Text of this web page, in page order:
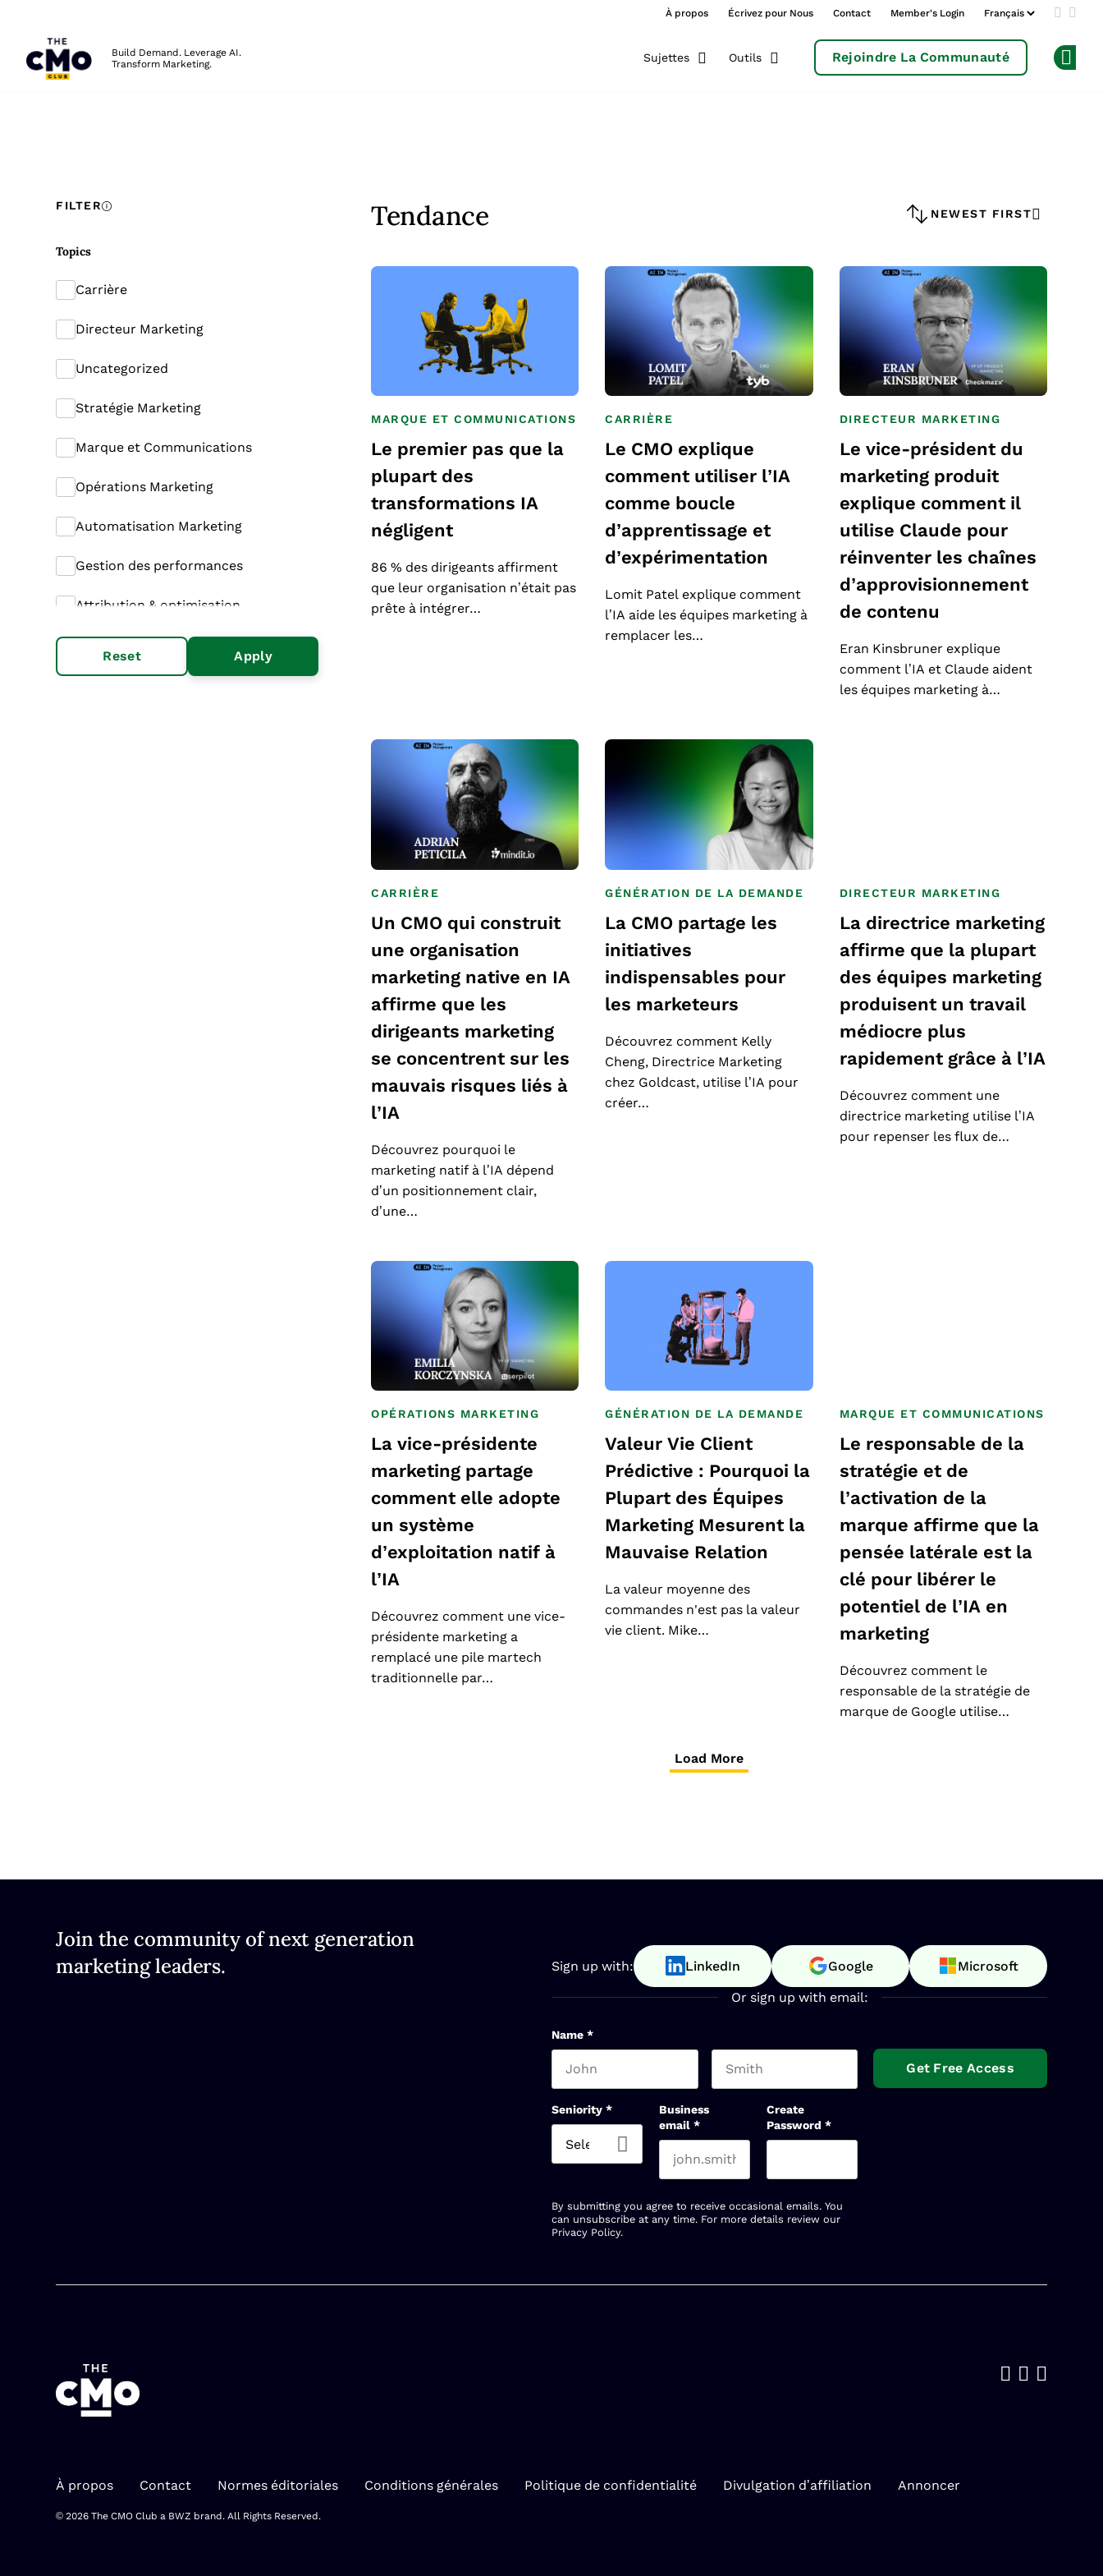
À propos Écrivez pour Nous Contact Member's Login Add us
Build Demand. Leverage AI.
Transform Marketing.
Sujettes Outils Rejoindre La Communauté
NEWEST FIRST
FILTER
Topics
Carrière
Directeur Marketing
Uncategorized
Stratégie Marketing
Marque et Communications
Opérations Marketing
Automatisation Marketing
Gestion des performances
Attribution & optimisation
Génération de la demande
Reset Apply
Tendance
MARQUE ET COMMUNICATIONS
Le premier pas que la
plupart des
transformations IA
négligent
86 % des dirigeants affirment
que leur organisation n’était pas
prête à intégrer…
CARRIÈRE
Le CMO explique
comment utiliser l’IA
comme boucle
d’apprentissage et
d’expérimentation
Lomit Patel explique comment
l’IA aide les équipes marketing à
remplacer les…
DIRECTEUR MARKETING
Le vice-président du
marketing produit
explique comment il
utilise Claude pour
réinventer les chaînes
d’approvisionnement
de contenu
Eran Kinsbruner explique
comment l’IA et Claude aident
les équipes marketing à…
CARRIÈRE
Un CMO qui construit
une organisation
marketing native en IA
affirme que les
dirigeants marketing
se concentrent sur les
mauvais risques liés à
l’IA
Découvrez pourquoi le
marketing natif à l’IA dépend
d’un positionnement clair,
d’une…
GÉNÉRATION DE LA DEMANDE
La CMO partage les
initiatives
indispensables pour
les marketeurs
Découvrez comment Kelly
Cheng, Directrice Marketing
chez Goldcast, utilise l’IA pour
créer…
DIRECTEUR MARKETING
La directrice marketing
affirme que la plupart
des équipes marketing
produisent un travail
médiocre plus
rapidement grâce à l’IA
Découvrez comment une
directrice marketing utilise l’IA
pour repenser les flux de…
OPÉRATIONS MARKETING
La vice-présidente
marketing partage
comment elle adopte
un système
d’exploitation natif à
l’IA
Découvrez comment une vice-
présidente marketing a
remplacé une pile martech
traditionnelle par…
GÉNÉRATION DE LA DEMANDE
Valeur Vie Client
Prédictive : Pourquoi la
Plupart des Équipes
Marketing Mesurent la
Mauvaise Relation
La valeur moyenne des
commandes n'est pas la valeur
vie client. Mike…
MARQUE ET COMMUNICATIONS
Le responsable de la
stratégie et de
l’activation de la
marque affirme que la
pensée latérale est la
clé pour libérer le
potentiel de l’IA en
marketing
Découvrez comment le
responsable de la stratégie de
marque de Google utilise…
Load More
Join the community of next generation
marketing leaders.
Sign up with: LinkedIn Google Microsoft
Or sign up with email:
Name *
Seniority *
Business
email *
Create
Password *
By submitting you agree to receive occasional emails. You
can unsubscribe at any time. For more details review our
Privacy Policy.
Like us on
Follow
Add
À propos Contact Normes éditoriales Conditions générales Politique de confidentialité Divulgation d’affiliation Annoncer
© 2026 The CMO Club a BWZ Opens new window
brand. All Rights Reserved.